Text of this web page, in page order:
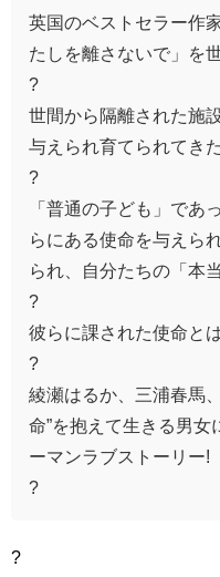
英国のベストセラー作
たしを離さないで」を
?
世間から隔離された施
与えられ育てられてき
?
「普通の子ども」であ
らにある使命を与えら
られ、自分たちの「本
?
彼らに課された使命と
?
綾瀬はるか、三浦春馬
命”を抱えて生きる男女
ーマンラブストーリー!
?
?